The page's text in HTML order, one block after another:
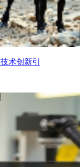
术创新引